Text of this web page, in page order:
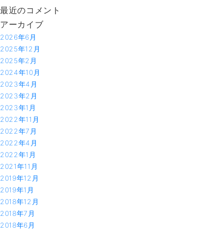
最近のコメント
アーカイブ
2026年6月
2025年12月
2025年2月
2024年10月
2023年4月
2023年2月
2023年1月
2022年11月
2022年7月
2022年4月
2022年1月
2021年11月
2019年12月
2019年1月
2018年12月
2018年7月
2018年6月